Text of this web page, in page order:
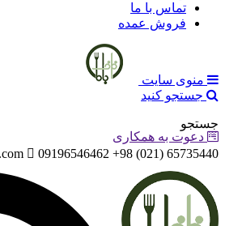
تماس با ما
فروش عمده
منوی سایت
جستجو کنید
جستجو
دعوت به همکاری
65735440 (021) 98+ 09196546462